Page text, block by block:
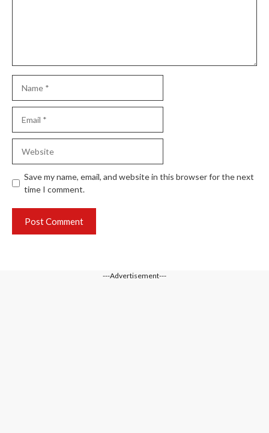
Save my name, email, and website in this browser for the next
time I comment.
---Advertisement---